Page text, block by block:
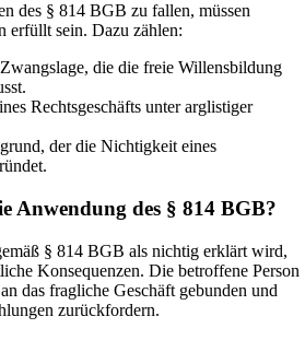
des § 814 BGB zu fallen, müssen
erfüllt sein. Dazu zählen:
die die freie Willensbildung
Rechtsgeschäfts unter arglistiger
der die Nichtigkeit eines
Anwendung des § 814 BGB?
§ 814 BGB als nichtig erklärt wird,
Konsequenzen. Die betroffene Person
das fragliche Geschäft gebunden und
zurückfordern.